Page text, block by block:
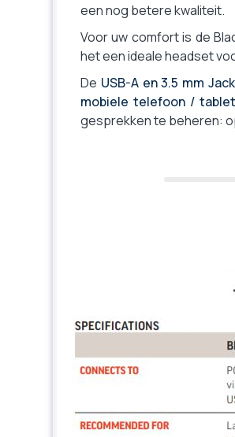
Bluetooth
Breedbandgeluid (VoIP)
Controlelampje oproep
Geoptimaliseerd voor Zoom /
Garantie
Microfoon
een nog betere kwaliteit.
Voor uw comfort is de
het een ideale headset
De USB-A en 3.5 mm Jack
mobiele telefoon / tablet
gesprekken te beheren: